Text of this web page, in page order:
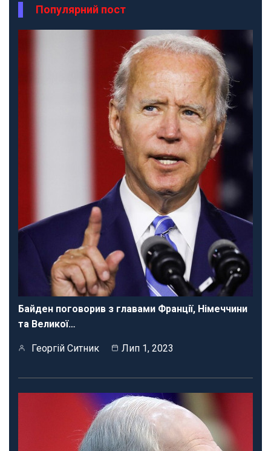
Популярний пост
Байден поговорив з главами Франції, Німеччини
та Великої…
Георгій Ситник Лип 1, 2023